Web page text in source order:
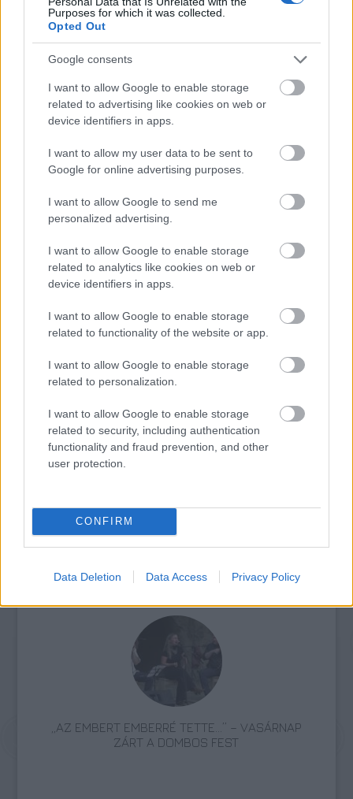
Purposes for which it was collected.
Opted Out
Google consents
I want to allow Google to enable storage
related to advertising like cookies on web or
device identifiers in apps.
I want to allow my user data to be sent to
Google for online advertising purposes.
I want to allow Google to send me
personalized advertising.
I want to allow Google to enable storage
related to analytics like cookies on web or
device identifiers in apps.
I want to allow Google to enable storage
related to functionality of the website or app.
I want to allow Google to enable storage
related to personalization.
I want to allow Google to enable storage
related to security, including authentication
functionality and fraud prevention, and other
user protection.
CONFIRM
Data Deletion Data Access Privacy Policy
sikerét azonban nem érhette meg, új dalai
halála után kezdték meg diadalmenetüket a
listákon - közülük a You Got It listát vezetett,
s nagy siker volt a California Blue is.
Elsők között került a rock and roll
halhatatlanjai közé. Első Grammy-díját 1980-
életműdíjat is kiérdemelte.
Idén ősszel jelent meg egy négylemezes
reprezentatív válogatás legszebb dalaiból,
soha nem halott felvételeiből és ritkaságaiból
The Soul of Rock and Roll címmel.
Zene Rock
ELSTARTOLT A MŰVÉSZETEK VÖLGYE
„AZ EMBERT EMBERRÉ TETTE…” – VASÁRNAP
ZÁRT A DOMBOS FEST